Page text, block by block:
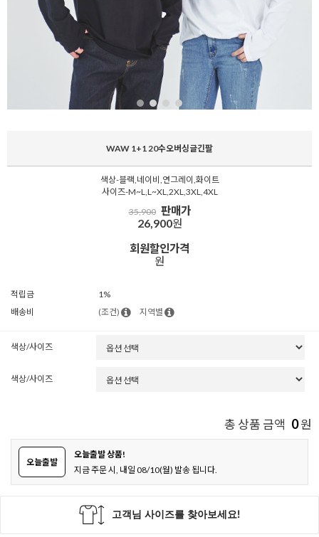
WAW 1+1 20수오버싱글긴팔
색상-블랙,네이비,연그레이,화이트
사이즈-M~L,L~XL,2XL,3XL,4XL
35,900 판매가
26,900원
회원할인가격
원
적립금
1%
배송비
(조건) 지역별
색상/사이즈
색상/사이즈
총 상품 금액 0원
오늘출발
오늘출발 상품!
지금 주문 시, 내일 08/10(월) 발송 됩니다.